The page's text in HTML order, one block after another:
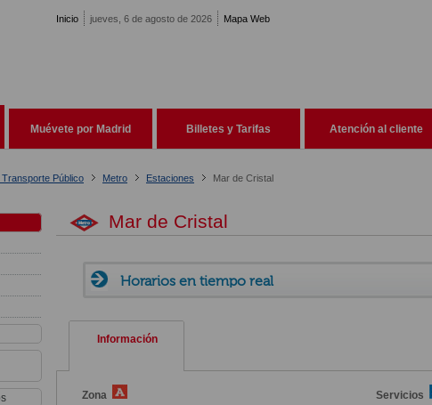
Inicio jueves, 6 de agosto de 2026 Mapa Web
Muévete por Madrid Billetes y Tarifas Atención al cliente
Transporte Público Metro Estaciones Mar de Cristal
Mar de Cristal
Horarios en tiempo real
Información
Zona
Servicios